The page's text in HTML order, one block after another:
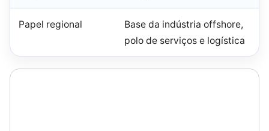
Papel regional
Base da indústria offshore,
polo de serviços e logística